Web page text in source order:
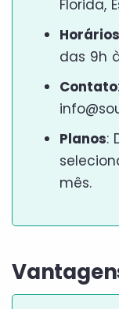
Florida,
Horários
das 9h
Contato
Planos:
mês.